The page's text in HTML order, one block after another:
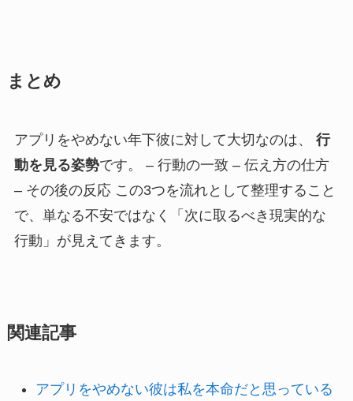
まとめ
アプリをやめない年下彼に対して大切なのは、 行
動を見る姿勢です。 – 行動の一致 – 伝え方の仕方
– その後の反応 この3つを流れとして整理すること
で、単なる不安ではなく「次に取るべき現実的な
行動」が見えてきます。
関連記事
アプリをやめない彼は私を本命だと思っている